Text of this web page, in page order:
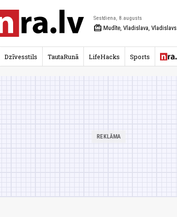
Sestdiena, 8.augusts
redeem Mudīte, Vladislava, Vladislavs
Dzīvesstils TautaRunā LifeHacks Sports